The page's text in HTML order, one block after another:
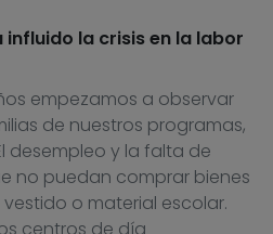
influido la crisis en la labor
empezamos a observar
de nuestros programas,
desempleo y la falta de
no puedan comprar bienes
o material escolar.
centros de día